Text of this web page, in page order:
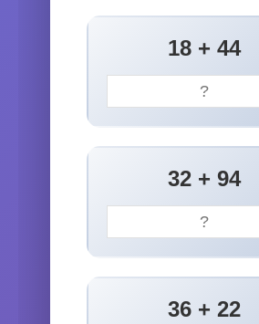
18 + 44
32 + 94
36 + 22